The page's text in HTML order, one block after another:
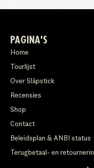
PAGINA'S
Home
Tourlijst
Over Släpstick
Recensies
Shop
Contact
Beleidsplan & ANBI status
Terugbetaal- en